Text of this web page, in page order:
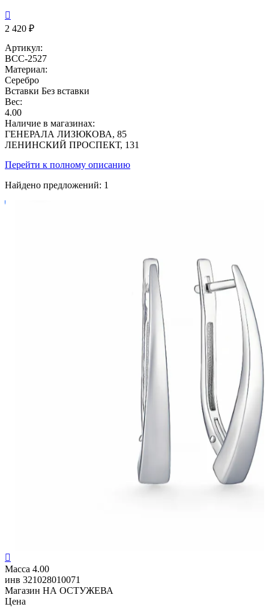

2 420 ₽
Артикул:
ВСС-2527
Материал:
Серебро
Вставки Без вставки
Вес:
4.00
Наличие в магазинах:
ГЕНЕРАЛА ЛИЗЮКОВА, 85
ЛЕНИНСКИЙ ПРОСПЕКТ, 131
Перейти к полному описанию
Найдено предложений: 1

Масса 4.00
инв 321028010071
Магазин НА ОСТУЖЕВА
Цена